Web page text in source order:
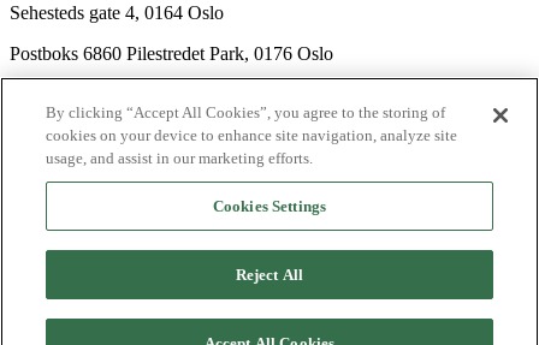
Sehesteds gate 4, 0164 Oslo
Postboks 6860 Pilestredet Park, 0176 Oslo
Nyhetsbrev
Ledige stillinger
Send inn manus
Agency
By clicking “Accept All Cookies”, you agree to the storing of
cookies on your device to enhance site navigation, analyze site
usage, and assist in our marketing efforts.
Cookies Settings
Reject All